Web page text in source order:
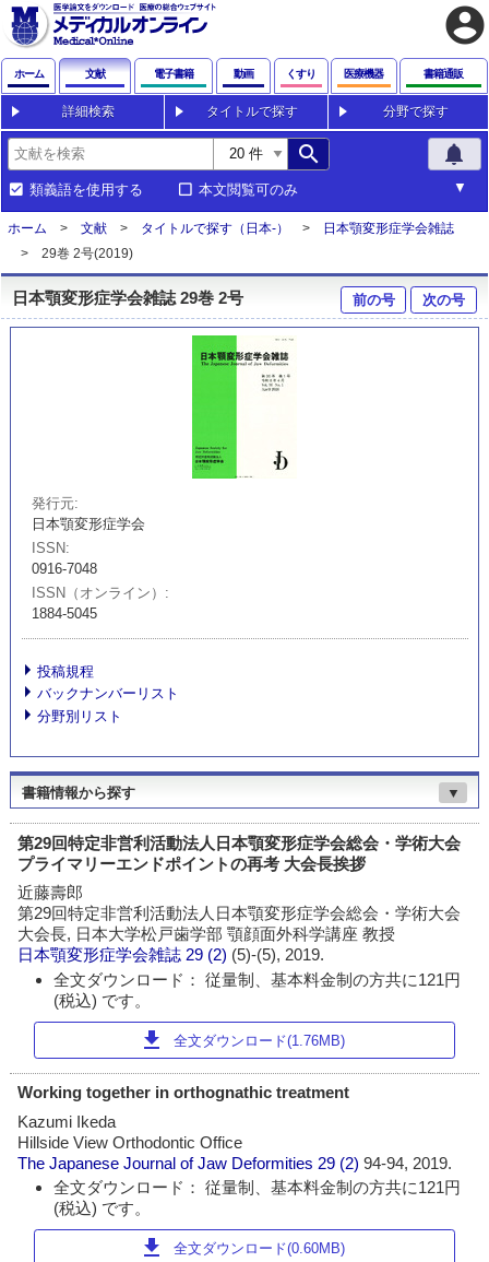
account_circle
ホーム 文献 電子書籍 動画 くすり 医療機器 書籍通販
詳細検索 タイトルで探す 分野で探す
search notifications
類義語を使用する 本文閲覧可のみ
ホーム 文献 タイトルで探す（日本-）
日本顎変形症学会雑誌
29巻 2号(2019)
日本顎変形症学会雑誌 29巻 2号 前の号 次の号
発行元
日本顎変形症学会
ISSN
0916-7048
ISSN（オンライン）
1884-5045
投稿規程
バックナンバーリスト
分野別リスト
書籍情報から探す ▼
第29回特定非営利活動法人日本顎変形症学会総会・学術大会
プライマリーエンドポイントの再考 大会長挨拶
近藤壽郎
第29回特定非営利活動法人日本顎変形症学会総会・学術大会
大会長, 日本大学松戸歯学部 顎顔面外科学講座 教授
日本顎変形症学会雑誌 29 (2) (5)-(5), 2019.
全文ダウンロード： 従量制、基本料金制の方共に121円
(税込) です。
download 全文ダウンロード(1.76MB)
Working together in orthognathic treatment
Kazumi Ikeda
Hillside View Orthodontic Office
The Japanese Journal of Jaw Deformities 29 (2)94-94, 2019.
全文ダウンロード： 従量制、基本料金制の方共に121円
(税込) です。
download 全文ダウンロード(0.60MB)